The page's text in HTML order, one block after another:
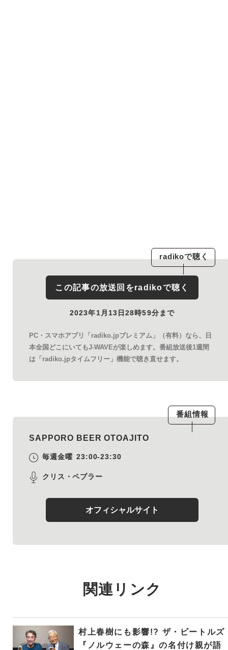
radikoで聴く
この記事の放送回をradikoで聴く
2023年1月13日28時59分まで
PC・スマホアプリ「radiko.jpプレミアム」（有料）なら、日
本全国どこにいてもJ-WAVEが楽しめます。番組放送後1週間
は「radiko.jpタイムフリー」機能で聴き直せます。
番組情報
SAPPORO BEER OTOAJITO
毎週金曜 23:00-23:30
クリス・ペプラー
オフィシャルサイト
関連リンク
村上春樹にも影響!? ザ・ビートルズ
『ノルウェーの森』の名付け親が語